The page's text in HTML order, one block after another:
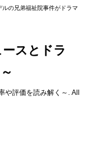
の兄弟福祉院事件がドラマよ
スとドラ
評価を読み解く～. All